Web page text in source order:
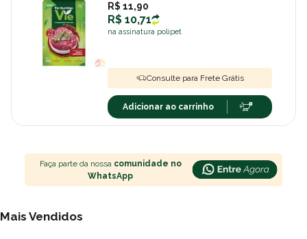
R$ 11,90
R$ 10,71
na assinatura polipet
Consulte para Frete Grátis
Adicionar ao carrinho
Faça parte da nossa comunidade no
WhatsApp
Mais Vendidos